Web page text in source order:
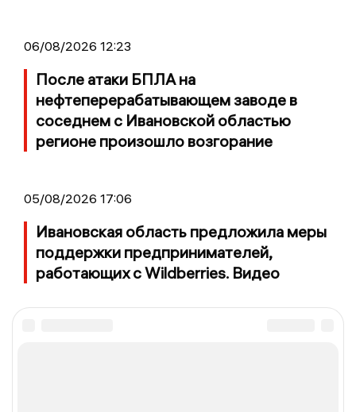
06/08/2026 12:23
После атаки БПЛА на
нефтеперерабатывающем заводе в
соседнем с Ивановской областью
регионе произошло возгорание
05/08/2026 17:06
Ивановская область предложила меры
поддержки предпринимателей,
работающих с Wildberries. Видео